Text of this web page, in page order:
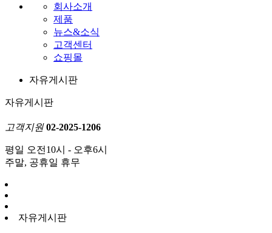
회사소개
제품
뉴스&소식
고객센터
쇼핑몰
자유게시판
자유게시판
고객지원 02-2025-1206
평일 오전10시 - 오후6시
주말, 공휴일 휴무
자유게시판